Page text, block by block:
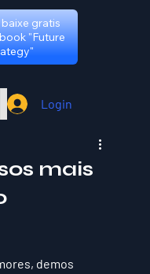
baixe gratis
"Future
Login
mais
demos